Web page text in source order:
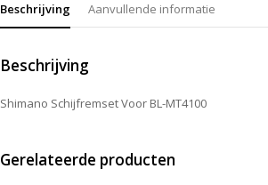
Beschrijving Aanvullende informatie
Beschrijving
Shimano Schijfremset Voor BL-MT4100
Gerelateerde producten